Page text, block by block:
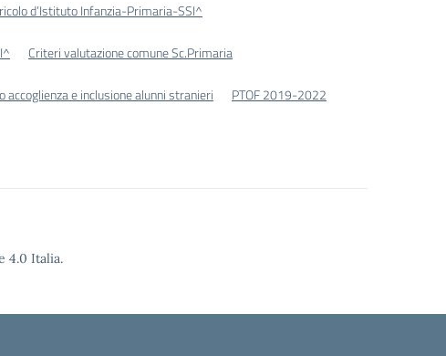
d’Istituto Infanzia-Primaria-SSI^
Criteri valutazione comune Sc.Primaria
accoglienza e inclusione alunni stranieri PTOF 2019-2022
4.0 Italia.